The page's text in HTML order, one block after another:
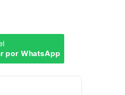
por WhatsApp